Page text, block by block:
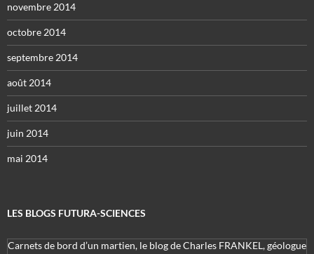
novembre 2014
octobre 2014
septembre 2014
août 2014
juillet 2014
juin 2014
mai 2014
LES BLOGS FUTURA-SCIENCES
Carnets de bord d’un martien, le blog de Charles FRANKEL, géologue